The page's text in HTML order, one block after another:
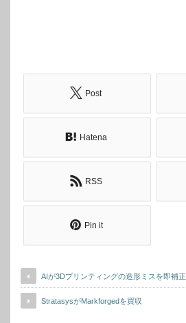
Post
Hatena
RSS
Pin it
AIが3Dプリンティングの造形ミスを即補正
StratasysがMarkforgedを買収